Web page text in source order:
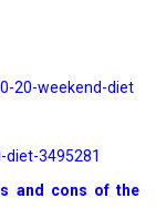
20-weekend-diet
3495281
and cons of the